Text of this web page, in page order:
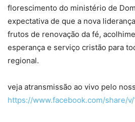
florescimento do ministério de
expectativa de que a nova
frutos de renovação da fé,
esperança e serviço cristão para
regional.
veja atransmissão ao vivo pelo
https://www.facebook.com/share/v/